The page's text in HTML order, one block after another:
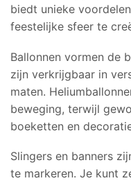
biedt unieke
feestelijke sfeer te
Ballonnen vormen de
zijn verkrijgbaar in
maten.
beweging, terwijl
boeketten en
Slingers en banners
te markeren. Je kunt